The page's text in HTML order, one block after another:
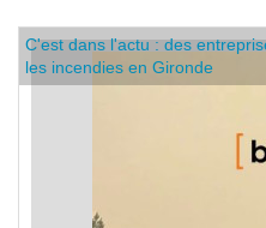
C'est dans l'actu : des
les incendies en Gironde